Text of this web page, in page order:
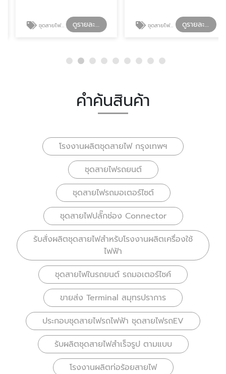
ชุดสายไฟรถยนต์ ดูรายละเอียด ชุดสายไฟรถมอเตอร์ไซต์ ดูรายละเอียด
คำค้นสินค้า
โรงงานผลิตชุดสายไฟ กรุงเทพฯ
ชุดสายไฟรถยนต์
ชุดสายไฟรถมอเตอร์ไซต์
ชุดสายไฟปลั๊กช่อง Connector
รับสั่งผลิตชุดสายไฟสำหรับโรงงานผลิตเครื่องใช้
ไฟฟ้า
ชุดสายไฟในรถยนต์ รถมอเตอร์ไซค์
ขายส่ง Terminal สมุทรปราการ
ประกอบชุดสายไฟรถไฟฟ้า ชุดสายไฟรถEV
รับผลิตชุดสายไฟสำเร็จรูป ตามแบบ
โรงงานผลิตท่อร้อยสายไฟ